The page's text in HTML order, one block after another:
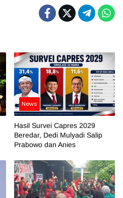
News
Hasil Survei Capres 2029
Beredar, Dedi Mulyadi Salip
Prabowo dan Anies